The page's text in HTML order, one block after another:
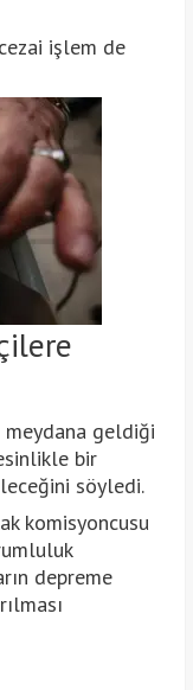
işlem de
meydana geldiği
bir
söyledi.
komisyoncusu
depreme